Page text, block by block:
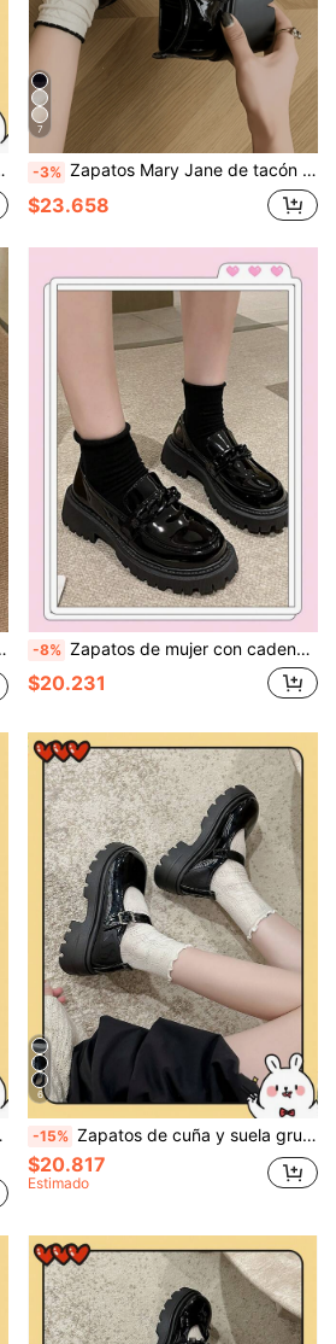
7
-3% Zapatos Mary Jane de tacón alto negro para mujer, nuevo estilo de verano 2024, versátil estilo preppy con suela gruesa
$23.658
-8% Zapatos de mujer con cadena de estilo británico 2024 con suela gruesa, negros, tallas del 35 al 42, punta redonda, mocasines de tacón grueso, Slip Ons Franceses
$20.231
6
-15% Zapatos de cuña y suela gruesa para mujer/Zapatos Mary Jane negros con hebilla y lazo 2025 Primavera Nuevo Estilo Británico Retro JK Gótico con suela gruesa
$20.817
Estimado